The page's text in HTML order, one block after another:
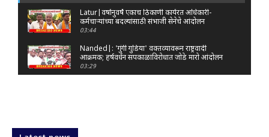
Latur|वर्षानुवर्षे एकाच ठिकाणी कार्यरत अधिकारी-
कर्मचाऱ्यांच्या बदल्यांसाठी संभाजी सेनेचे आंदोलन
03:44
Nanded|: 'गुंगी गुडिया' वक्तव्यावरून राष्ट्रवादी
आक्रमक; हर्षवर्धन सपकाळांविरोधात जोडे मारो आंदोलन
03:29